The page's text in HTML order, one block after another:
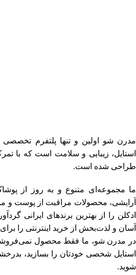
مدرن شو اولین و تنها پلتفرم تخصصی
طراحی شده است.
ما مجموعه‌ای متنوع و به‌ روز از
آرایشی، محصولات مراقبت از پوست
ادکلن را از بهترین برندهای ایرانی
آسان و لذت‌بخش از خرید اینترنتی را
در مدرن شو، ما فقط محصول
استایل شخصی خودتان را بسازید،
شوید.